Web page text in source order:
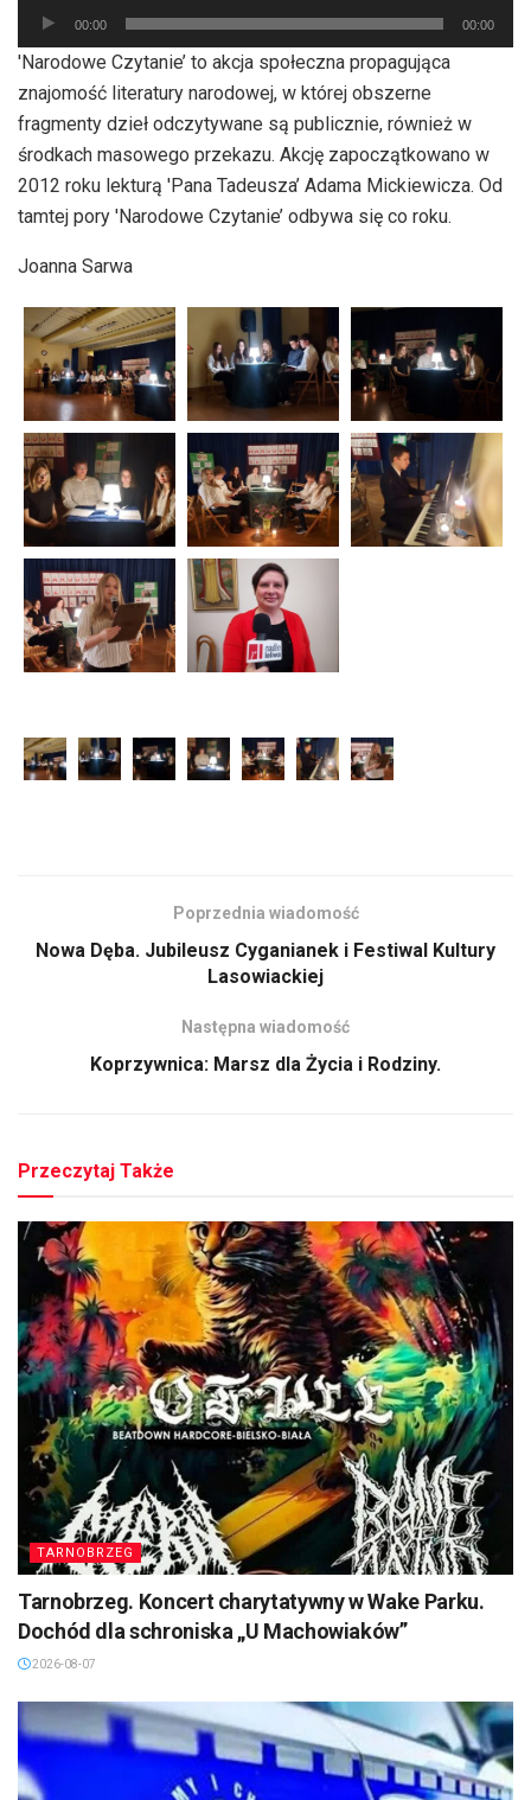
Odtwarzacz
plików
dźwiękowych
00:00 00:00
'Narodowe Czytanie’ to akcja społeczna propagująca
znajomość literatury narodowej, w której obszerne
fragmenty dzieł odczytywane są publicznie, również w
środkach masowego przekazu. Akcję zapoczątkowano w
2012 roku lekturą 'Pana Tadeusza’ Adama Mickiewicza. Od
tamtej pory 'Narodowe Czytanie’ odbywa się co roku.
Joanna Sarwa
Poprzednia wiadomość
Nowa Dęba. Jubileusz Cyganianek i Festiwal Kultury
Lasowiackiej
Następna wiadomość
Koprzywnica: Marsz dla Życia i Rodziny.
Przeczytaj Także
TARNOBRZEG
Tarnobrzeg. Koncert charytatywny w Wake Parku.
Dochód dla schroniska „U Machowiaków”
2026-08-07